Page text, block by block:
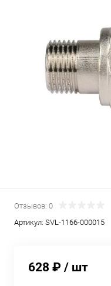
Отзывов: 0
Артикул: SVL-1166-000015
628 ₽ / шт